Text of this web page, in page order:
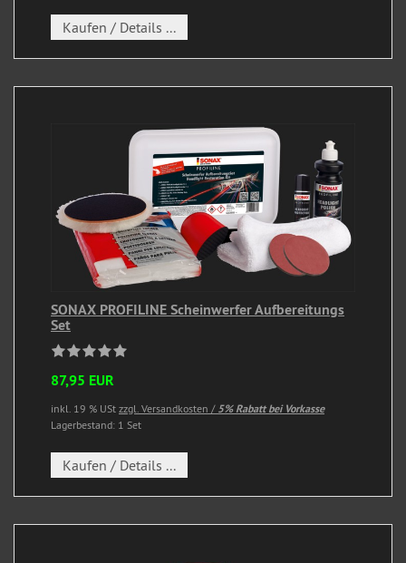
Kaufen / Details ...
SONAX PROFILINE Scheinwerfer Aufbereitungs
Set
87,95 EUR
inkl. 19 % USt zzgl. Versandkosten / 5% Rabatt bei Vorkasse
Lagerbestand: 1 Set
Kaufen / Details ...